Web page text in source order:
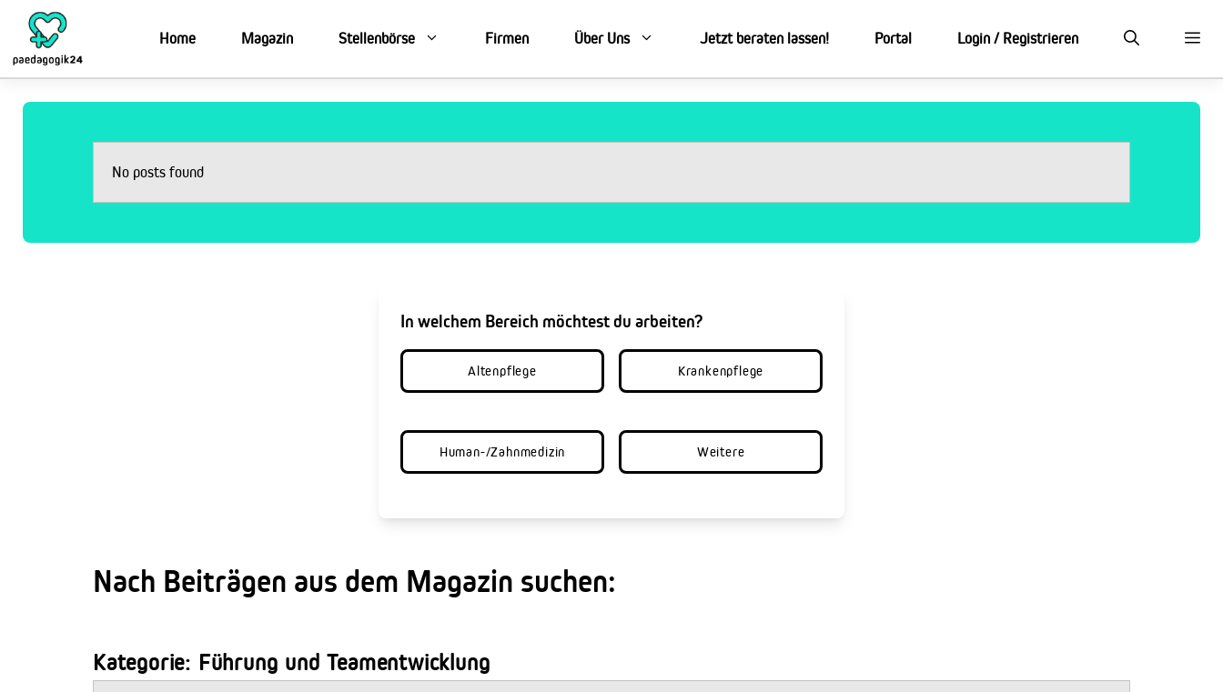
Home Magazin Stellenbörse Firmen Über Uns Jetzt beraten lassen! Portal Login / Registrieren
No posts found
In welchem Bereich möchtest du arbeiten?
Altenpflege Krankenpflege
Human-/Zahnmedizin Weitere
Nach Beiträgen aus dem Magazin suchen:
Kategorie: Führung und Teamentwicklung